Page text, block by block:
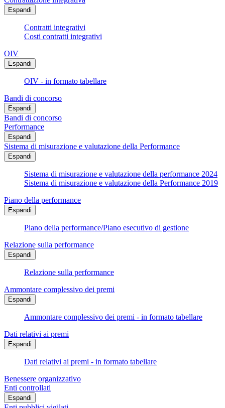
Espandi
Contratti integrativi
Costi contratti integrativi
OIV
Espandi
OIV - in formato tabellare
Bandi di concorso
Espandi
Bandi di concorso
Performance
Espandi
Sistema di misurazione e valutazione della Performance
Espandi
Sistema di misurazione e valutazione della performance 2024
Sistema di misurazione e valutazione della Performance 2019
Piano della performance
Espandi
Piano della performance/Piano esecutivo di gestione
Relazione sulla performance
Espandi
Relazione sulla performance
Ammontare complessivo dei premi
Espandi
Ammontare complessivo dei premi - in formato tabellare
Dati relativi ai premi
Espandi
Dati relativi ai premi - in formato tabellare
Benessere organizzativo
Enti controllati
Espandi